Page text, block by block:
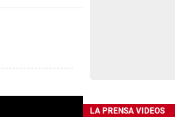
LA PRENSA VIDEOS